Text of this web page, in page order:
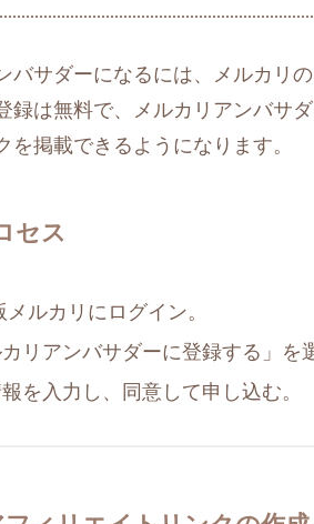
バサダーになるには、メルカリ
録は無料で、メルカリアンバサ
を掲載できるようになります​​。
セス
メルカリにログイン。
カリアンバサダーに登録する」を
を入力し、同意して申し込む​​。